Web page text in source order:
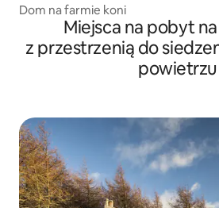
Dom na farmie koni
Miejsca na pobyt
z przestrzenią do
powietrzu